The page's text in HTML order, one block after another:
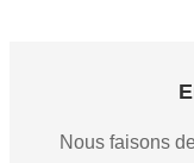
Nous faisons